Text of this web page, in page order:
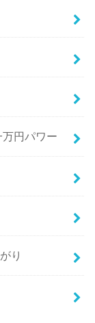
円パワー
り